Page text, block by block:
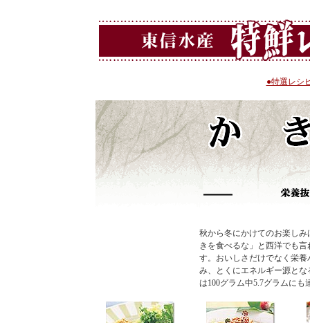
●特選レシ
秋から冬にかけてのお楽し
きを食べるな」と西洋でも
す。おいしさだけでなく栄
み、とくにエネルギー源と
は100グラム中5.7グラムにも